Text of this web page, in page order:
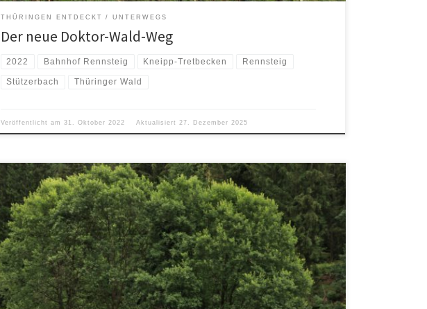
THÜRINGEN ENTDECKT UNTERWEGS
Der neue Doktor-Wald-Weg
2022 Bahnhof Rennsteig Kneipp-Tretbecken Rennsteig
Stützerbach Thüringer Wald
Veröffentlicht am 31. Oktober 2022 Aktualisiert 27. Dezember 2025